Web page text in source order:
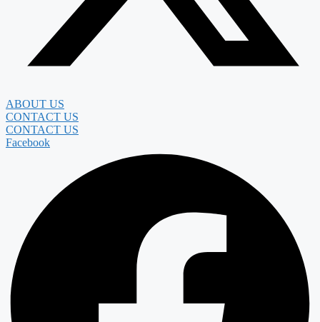
ABOUT US
CONTACT US
CONTACT US
Facebook